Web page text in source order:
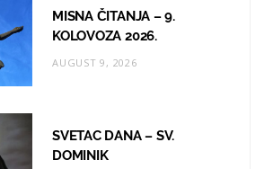
MISNA ČITANJA – 9.
KOLOVOZA 2026.
AUGUST 9, 2026
SVETAC DANA – SV.
DOMINIK